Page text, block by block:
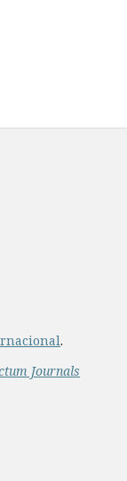
.
Journals